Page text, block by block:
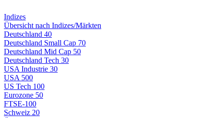
Indizes
Übersicht nach Indizes/Märkten
Deutschland 40
Deutschland Small Cap 70
Deutschland Mid Cap 50
Deutschland Tech 30
USA Industrie 30
USA 500
US Tech 100
Eurozone 50
FTSE-100
Schweiz 20